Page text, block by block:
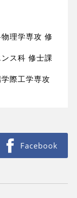
理学専攻 修
ス科 修士課
際工学専攻
Facebook